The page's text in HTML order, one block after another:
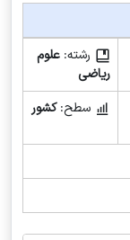
رشته: علوم
ریاضی
سطح:کشور